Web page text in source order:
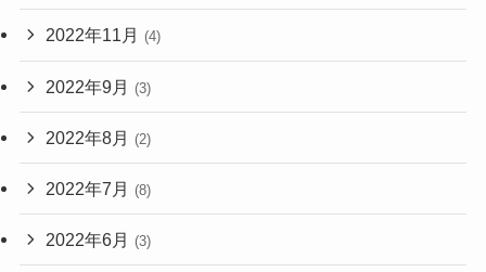
2022年11月 (4)
2022年9月 (3)
2022年8月 (2)
2022年7月 (8)
2022年6月 (3)